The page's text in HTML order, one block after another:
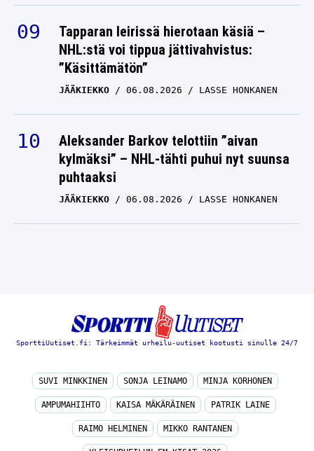
Tapparan leirissä hierotaan käsiä –
NHL:stä voi tippua jättivahvistus:
”Käsittämätön”
JÄÄKIEKKO 06.08.2026 LASSE HONKANEN
Aleksander Barkov telottiin ”aivan
kylmäksi” – NHL-tähti puhui nyt suunsa
puhtaaksi
JÄÄKIEKKO 06.08.2026 LASSE HONKANEN
SporttiUutiset.fi: Tärkeimmät urheilu-uutiset kootusti sinulle 24/7
SUVI MINKKINEN SONJA LEINAMO MINJA KORHONEN
AMPUMAHIIHTO KAISA MÄKÄRÄINEN PATRIK LAINE
RAIMO HELMINEN MIKKO RANTANEN